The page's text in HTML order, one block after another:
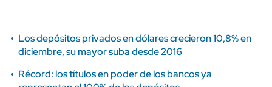
Los depósitos privados en dólares crecieron 10,8% en
diciembre, su mayor suba desde 2016
Récord: los títulos en poder de los bancos ya